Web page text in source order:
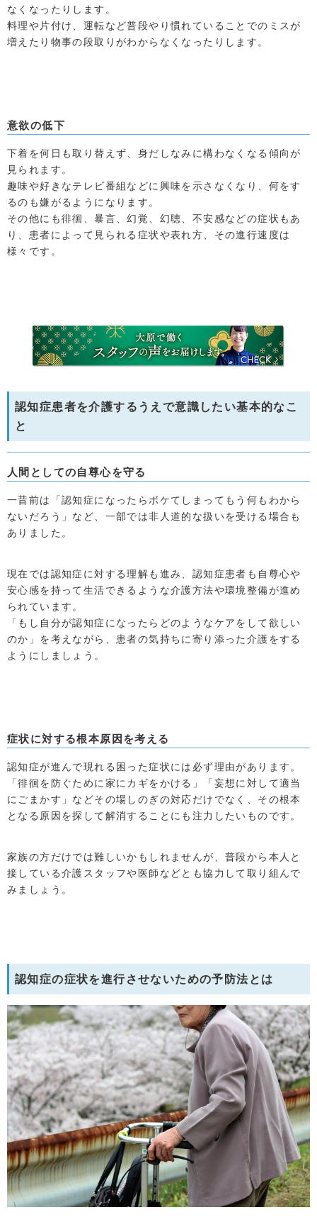
なくなったりします。
料理や片付け、運転など普段やり慣れていることでのミスが
増えたり物事の段取りがわからなくなったりします。
意欲の低下
下着を何日も取り替えず、身だしなみに構わなくなる傾向が
見られます。
趣味や好きなテレビ番組などに興味を示さなくなり、何をす
るのも嫌がるようになります。
その他にも徘徊、暴言、幻覚、幻聴、不安感などの症状もあ
り、患者によって見られる症状や表れ方、その進行速度は
様々です。
認知症患者を介護するうえで意識したい基本的なこ
と
人間としての自尊心を守る
一昔前は「認知症になったらボケてしまってもう何もわから
ないだろう」など、一部では非人道的な扱いを受ける場合も
ありました。
現在では認知症に対する理解も進み、認知症患者も自尊心や
安心感を持って生活できるような介護方法や環境整備が進め
られています。
「もし自分が認知症になったらどのようなケアをして欲しい
のか」を考えながら、患者の気持ちに寄り添った介護をする
ようにしましょう。
症状に対する根本原因を考える
認知症が進んで現れる困った症状には必ず理由があります。
「徘徊を防ぐために家にカギをかける」「妄想に対して適当
にごまかす」などその場しのぎの対応だけでなく、その根本
となる原因を探して解消することにも注力したいものです。
家族の方だけでは難しいかもしれませんが、普段から本人と
接している介護スタッフや医師などとも協力して取り組んで
みましょう。
認知症の症状を進行させないための予防法とは